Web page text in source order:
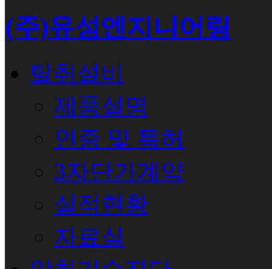
(주)유성엔지니어링
탈취설비
제품설명
인증 및 특허
3자단가계약
실적현황
자료실